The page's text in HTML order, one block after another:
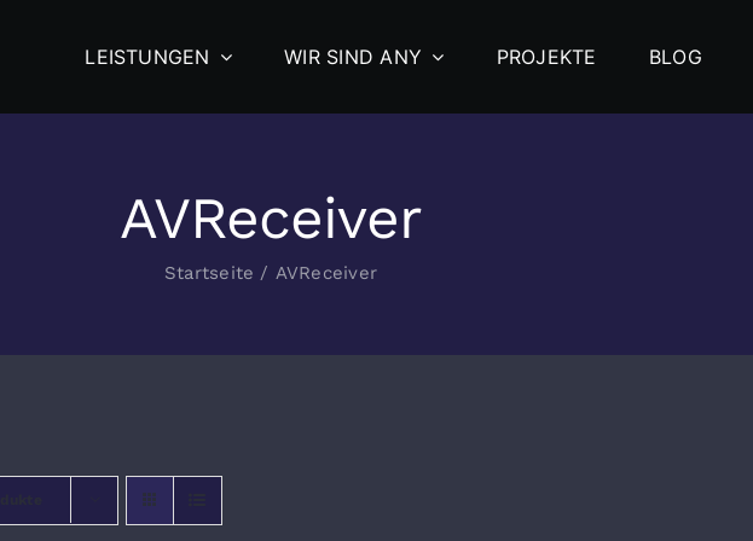
LEISTUNGEN WIR SIND ANY PROJEKTE BLOG
AVReceiver
Startseite / AVReceiver